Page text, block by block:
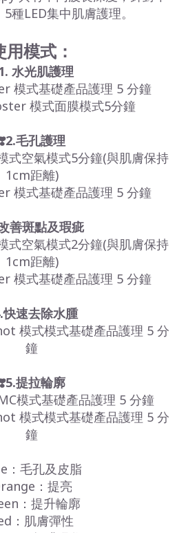
種LED集中肌膚護理。
用模式：
水光肌護理
模式基礎產品護理 5 分鐘
模式面膜模式5分鐘
毛孔護理
式空氣模式5分鐘(與肌膚保持
1cm距離)
模式基礎產品護理 5 分鐘
善斑點及瑕疵
式空氣模式2分鐘(與肌膚保持
1cm距離)
模式基礎產品護理 5 分鐘
快速去除水腫
模式模式基礎產品護理 5 分
鐘
提拉輪廓
模式基礎產品護理 5 分鐘
模式模式基礎產品護理 5 分
鐘
：毛孔及皮脂
：提亮
：提升輪廓
：肌膚彈性